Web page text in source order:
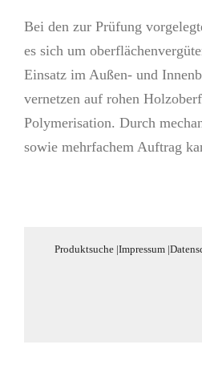
Bei den zur Prüfung
es sich um
Einsatz im Außen- und
vernetzen auf rohen
Polymerisation. Durch
sowie mehrfachem Auftrag
Produktsuche |Impressum |